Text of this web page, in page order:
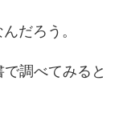
だろう。
調べてみると